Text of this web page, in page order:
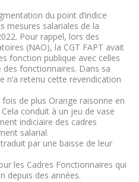
du point d’indice
mesures salariales de la
Pour rappel, lors des
(NAO), la CGT FAPT avait
fonction publique avec celles
des fonctionnaires. Dans sa
n’a retenu cette revendication
fois de plus Orange raisonne en
conduit à un jeu de vase
indiciaire des cadres
salarial.
par une baisse de leur
les Cadres Fonctionnaires qui
depuis des années.